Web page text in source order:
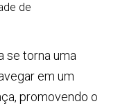
de
se torna uma
em um
promovendo o